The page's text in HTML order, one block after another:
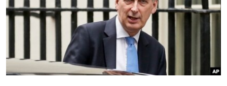
فرهنگ و زندگی
مستندها
انتخابات ریاست جمهوری آمریکا ۲۰۲۴
حمله جمهوری اسلامی به اسرائیل
دنبال کنید
زبانهای مختلف